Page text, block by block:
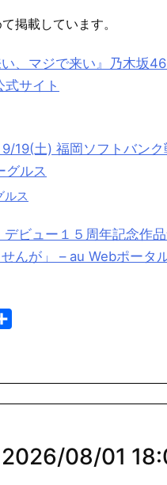
掲載しています。
、マジで来い』乃木坂
サイト
9/19(土) 福岡ソフトバン
グルス
ルス
ビュー１５周年記念作
んが」 – au Webポータ
08/01